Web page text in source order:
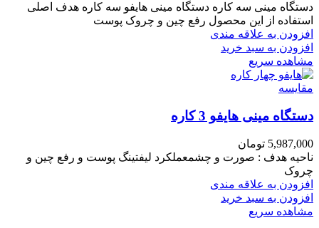
دستگاه مینی سه کاره دستگاه مینی هایفو سه کاره هدف اصلی
استفاده از این محصول رفع چین و چروک پوست
افزودن به علاقه مندی
افزودن به سبد خرید
مشاهده سریع
مقایسه
دستگاه مینی هایفو 3 کاره
5,987,000 تومان
ناحیه هدف : صورت و چشمعملکرد لیفتینگ پوست و رفع چین و
چروک
افزودن به علاقه مندی
افزودن به سبد خرید
مشاهده سریع